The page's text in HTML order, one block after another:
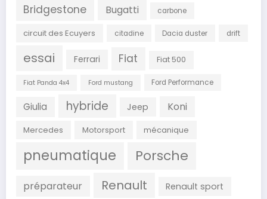
Bridgestone Bugatti carbone
circuit des Ecuyers citadine Dacia duster drift
essai Ferrari Fiat Fiat 500
Fiat Panda 4x4 Ford mustang Ford Performance
Giulia hybride Jeep Koni
Mercedes Motorsport mécanique
pneumatique Porsche
préparateur Renault Renault sport